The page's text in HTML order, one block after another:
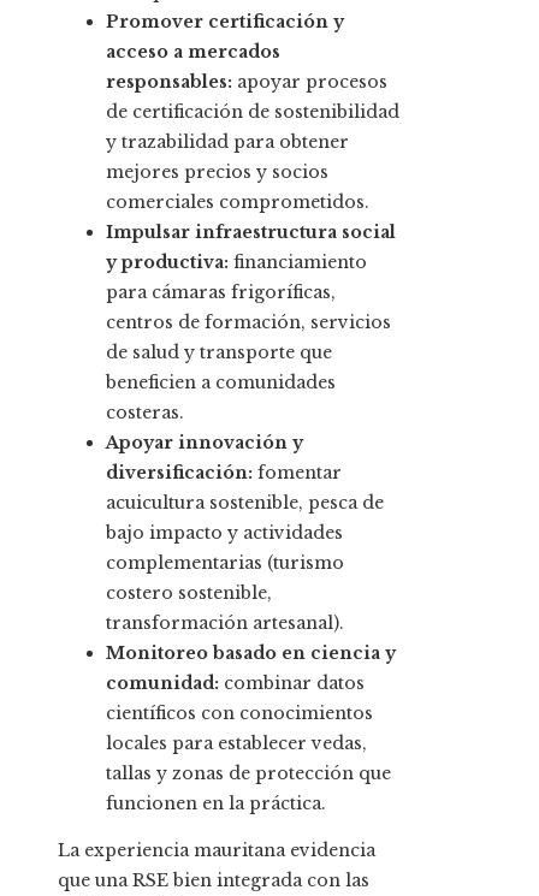
Promover certificación y
acceso a mercados
responsables: apoyar procesos
de certificación de sostenibilidad
y trazabilidad para obtener
mejores precios y socios
comerciales comprometidos.
Impulsar infraestructura social
y productiva: financiamiento
para cámaras frigoríficas,
centros de formación, servicios
de salud y transporte que
beneficien a comunidades
costeras.
Apoyar innovación y
diversificación: fomentar
acuicultura sostenible, pesca de
bajo impacto y actividades
complementarias (turismo
costero sostenible,
transformación artesanal).
Monitoreo basado en ciencia y
comunidad: combinar datos
científicos con conocimientos
locales para establecer vedas,
tallas y zonas de protección que
funcionen en la práctica.
La experiencia mauritana evidencia
que una RSE bien integrada con las